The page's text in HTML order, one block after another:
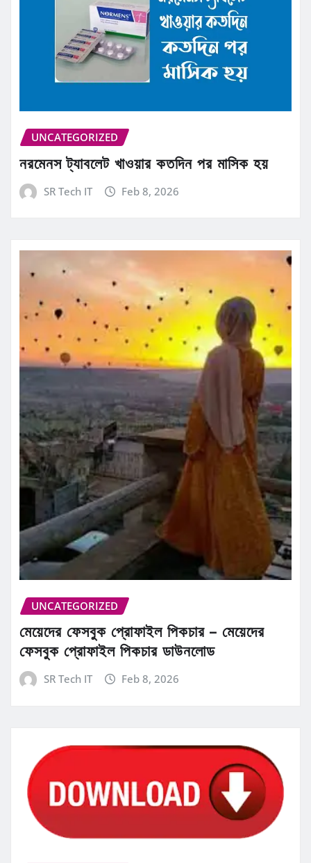
UNCATEGORIZED
নরমেনস ট্যাবলেট খাওয়ার কতদিন পর মাসিক হয়
SR Tech IT Feb 8, 2026
UNCATEGORIZED
মেয়েদের ফেসবুক প্রোফাইল পিকচার – মেয়েদের
ফেসবুক প্রোফাইল পিকচার ডাউনলোড
SR Tech IT Feb 8, 2026